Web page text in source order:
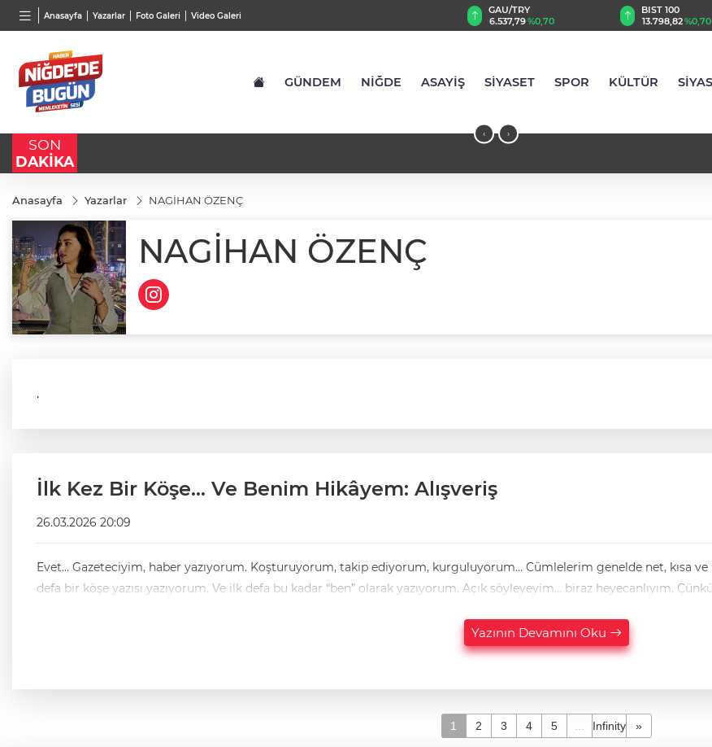
Anasayfa Yazarlar Foto Galeri Video Galeri
TND
16,2328%-0,04
BGN
27,9743 %-0,22
GAU/TRY
6.537,79%0,70
BIST 100
13.798,82%0,70
GÜNDEM NİĞDE ASAYİŞ SİYASET SPOR KÜLTÜR
SON
DAKİKA
‹ ›
Anasayfa Yazarlar NAGİHAN ÖZENÇ
NAGİHAN ÖZENÇ
.
İlk Kez Bir Köşe… Ve Benim Hikâyem: Alışveriş
26.03.2026 20:09
Evet… Gazeteciyim, haber yazıyorum. Koşturuyorum, takip ediyorum, kurguluyorum… Cümlelerim genelde net, kısa ve mesafelidir.
defa bir köşe yazısı yazıyorum. Ve ilk defa bu kadar “ben”
Yazının Devamını Oku
1 2 3 4 5 Infinity »